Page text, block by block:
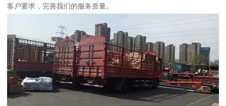
客户要求，完善我们的服务质量。